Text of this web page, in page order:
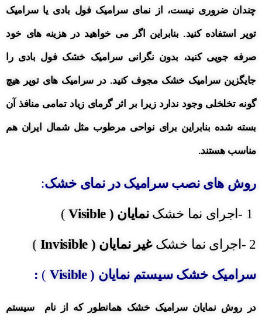
چندان ضروری نیست، از نمای سرامیک فول بادی یا سرامیک
توپر استفاده کنید. بنابراین اگر می خواهید در هزینه های خود
صرفه جویی کنید، بدون نگرانی سرامیک خشک فول بادی را
جایگزین سرامیک خشک مجوف کنید. در سرامیک های توپر هیچ
گونه تخلخلی وجود ندارد زیرا بر اثر گرمای زیاد تمامی منافذ آن
بسته شده بنابراین برای نواحی مرطوب مثل شمال ایران هم
مناسب هستند.
روش های نصب سرامیک در نمای خشک:
1 -اجرای نما خشک نمایان ( Visible
)
2 -اجرای نما خشک غیر نمایان (Invisible
)
سرامیک خشک سیستم نمایان (Visible
)
:
در روش نمایان سرامیک خشک همانطور که از نام سیستم